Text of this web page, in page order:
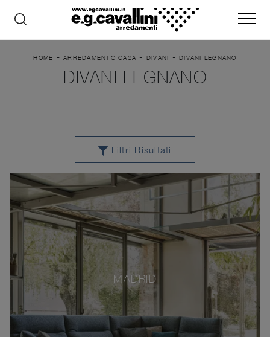
HOME -ARREDAMENTO CASA - DIVANI -DIVANI LEGNANO
DIVANI LEGNANO
Filtri Risultati
MADRID